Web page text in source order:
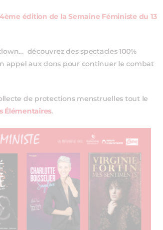
édition de la Semaine Féministe du 13
découvrez des spectacles 100%
appel aux dons pour continuer le combat
de protections menstruelles tout le
Élémentaires.